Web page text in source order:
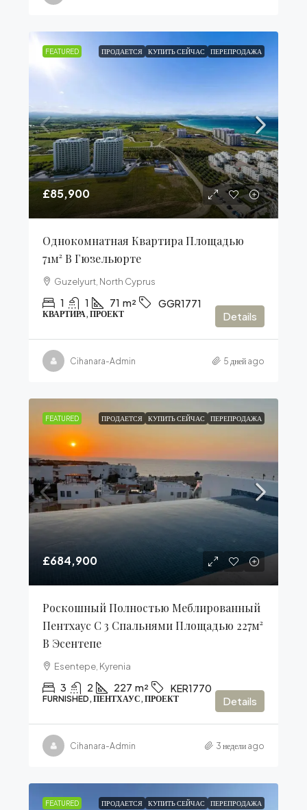
FEATURED ПРОДАЕТСЯ КУПИТЬ СЕЙЧАС ПЕРЕПРОДАЖА
£85,900
Однокомнатная Квартира Площадью
71м² В Гюзельюрте
Guzelyurt, North Cyprus
1 1 71 m² GGR1771
КВАРТИРА, ПРОЕКТ Details
Cihanara-Admin 5 дней ago
FEATURED ПРОДАЕТСЯ КУПИТЬ СЕЙЧАС ПЕРЕПРОДАЖА
£684,900
Роскошный Полностью Меблированный
Пентхаус С 3 Спальнями Площадью 227м²
В Эсентепе
Esentepe, Kyrenia
3 2 227 m² KER1770
FURNISHED, ПЕНТХАУС, ПРОЕКТ Details
Cihanara-Admin 3 недели ago
FEATURED ПРОДАЕТСЯ КУПИТЬ СЕЙЧАС ПЕРЕПРОДАЖА